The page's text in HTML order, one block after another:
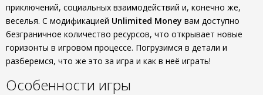
приключений, социальных взаимодействий и, конечно же,
веселья. С модификацией Unlimited Money вам доступно
безграничное количество ресурсов, что открывает новые
горизонты в игровом процессе. Погрузимся в детали и
разберемся, что же это за игра и как в неё играть!
Особенности игры